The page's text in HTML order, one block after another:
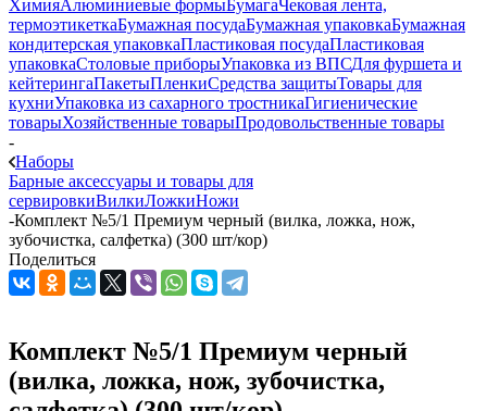
ХимияАлюминиевые формыБумагаЧековая лента,
термоэтикеткаБумажная посудаБумажная упаковкаБумажная
кондитерская упаковкаПластиковая посудаПластиковая
упаковкаСтоловые приборыУпаковка из ВПСДля фуршета и
кейтерингаПакетыПленкиСредства защитыТовары для
кухниУпаковка из сахарного тростникаГигиенические
товарыХозяйственные товарыПродовольственные товары
-
Наборы
Барные аксессуары и товары для
сервировкиВилкиЛожкиНожи
-Комплект №5/1 Премиум черный (вилка, ложка, нож,
зубочистка, салфетка) (300 шт/кор)
Поделиться
Комплект №5/1 Премиум черный
(вилка, ложка, нож, зубочистка,